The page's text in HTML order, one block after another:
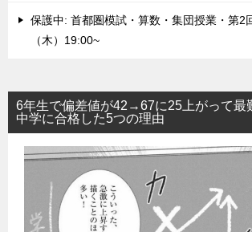
保護中: 首都圏模試・算数・集団授業・第2
（木）19:00~
6年生で偏差値が42→67に25上がって最
中学に合格した5つの理由